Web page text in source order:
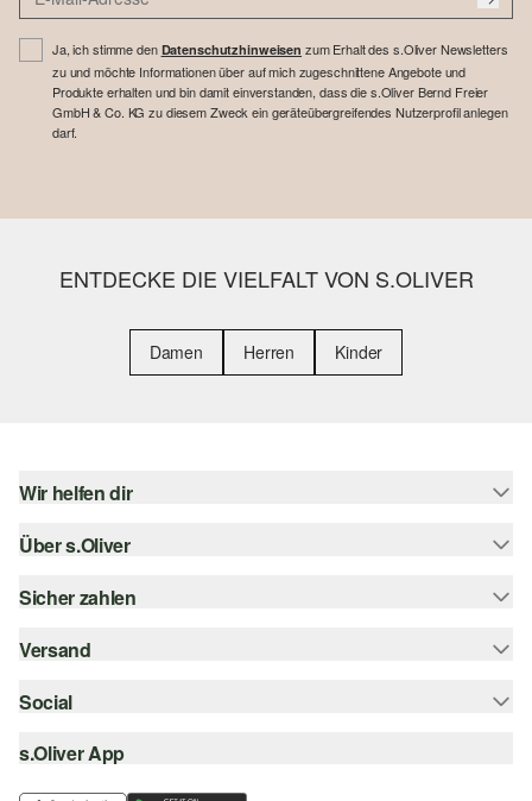
Ja, ich stimme den Datenschutzhinweisen zum Erhalt des s.Oliver Newsletters
zu und möchte Informationen über auf mich zugeschnittene Angebote und
Produkte erhalten und bin damit einverstanden, dass die s.Oliver Bernd Freier
GmbH & Co. KG zu diesem Zweck ein geräteübergreifendes Nutzerprofil anlegen
darf.
ENTDECKE DIE VIELFALT VON S.OLIVER
Damen Herren Kinder
Wir helfen dir
Hilfe & FAQ
Größenberatung
Top-Kategorien
Bestellung widerrufen
Über s.Oliver
s.Oliver Magazin
Whatsapp
s.Oliver Group
Sicher zahlen
Rechnung
Kreditkarte
Versand
Sendungsverfolgung
DHL
Social
instagram
facebook
s.Oliver App